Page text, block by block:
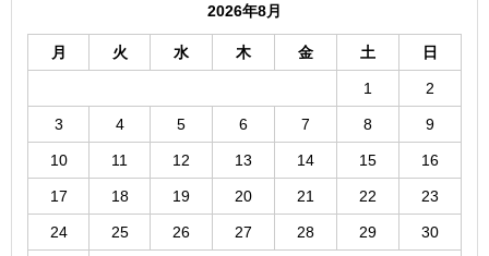
2026年8月
月 火 水 木 金 土 日
1 2
3 4 5 6 7 8 9
10 11 12 13 14 15 16
17 18 19 20 21 22 23
24 25 26 27 28 29 30